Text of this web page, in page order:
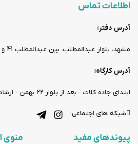
اطلاعات تماس
آدرس دفتر:
مشهد، بلوار عبدالمطلب، بین عبدالمطلب 41 و 43 پلاک 1/8
آدرس کارگاه:
ابتدای جاده کلات - بعد از بلوار 22 بهمن - ارشاد 5 - قطعه چهارم
شبکه های اجتماعی:
پیوندهای مفید منوی